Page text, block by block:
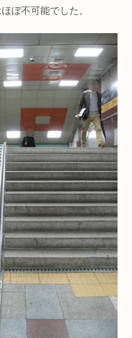
ぼ不可能でした。